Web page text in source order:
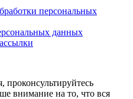
персональных
данных
проконсультируйтесь
внимание на то, что вся